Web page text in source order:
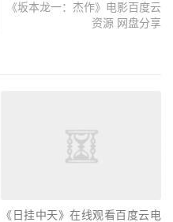
《坂本龙一：杰作》电影百度云
资源 网盘分享
《日挂中天》在线观看百度云电